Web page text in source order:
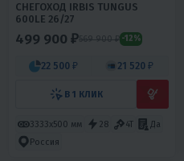
СНЕГОХОД IRBIS TUNGUS
600LE 26/27
499 900 ₽569 900 ₽ -12%
22 500 ₽ 21 520 ₽
В 1 КЛИК
3333х500 мм 28 4T
Да
Россия